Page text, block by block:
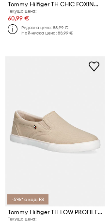
Tommy Hilfiger TH CHIC FOXING SNEAKER ниски кецове дамски
Текуща цена:
60,99 €
Редовна цена:83,99 €
Най-ниска цена:83,99 €
-5%* с код: FS
Tommy Hilfiger TH LOW PROFILE SLIP ON ниски кецове дамски
Текуща цена: